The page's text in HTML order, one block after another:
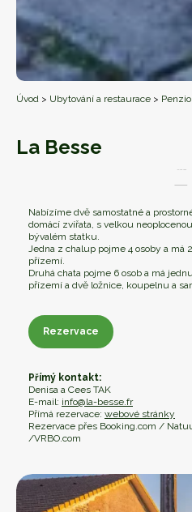
Úvod > Ubytování a restaurace >
La Besse
Nabízíme dvě samostatné a
domácí zvířata, s velkou
bývalém statku.
Jedna z chalup pojme 4 osoby a má
přízemí.
Druhá chata pojme 6 osob a má
přízemí a dvě ložnice, koupelnu a
Rezervace
Přímý kontakt:
Denisa a Cees TAK
E-mail: info@la-besse.fr
Přímá rezervace: webové stránky
Rezervace přes Booking.com /
/VRBO.com